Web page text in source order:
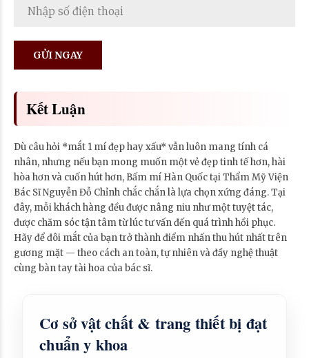
Kết Luận
Dù câu hỏi *mắt 1 mí đẹp hay xấu* vẫn luôn mang tính cá
nhân, nhưng nếu bạn mong muốn một vẻ đẹp tinh tế hơn, hài
hòa hơn và cuốn hút hơn, Bấm mí Hàn Quốc tại Thẩm Mỹ Viện
Bác Sĩ Nguyễn Đỗ Chỉnh chắc chắn là lựa chọn xứng đáng. Tại
đây, mỗi khách hàng đều được nâng niu như một tuyệt tác,
được chăm sóc tận tâm từ lúc tư vấn đến quá trình hồi phục.
Hãy để đôi mắt của bạn trở thành điểm nhấn thu hút nhất trên
gương mặt — theo cách an toàn, tự nhiên và đầy nghệ thuật
cùng bàn tay tài hoa của bác sĩ.
Cơ sở vật chất & trang thiết bị đạt
chuẩn y khoa